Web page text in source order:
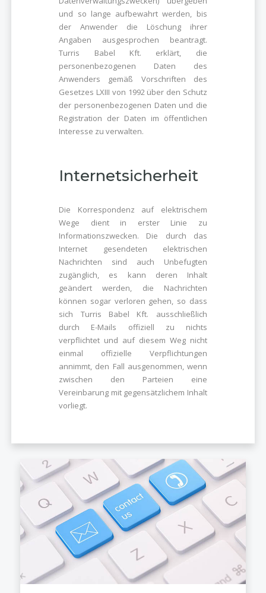
und so lange aufbewahrt werden, bis
der Anwender die Löschung ihrer
Angaben ausgesprochen beantragt.
Turris Babel Kft. erklärt, die
personenbezogenen Daten des
Anwenders gemäß Vorschriften des
Gesetzes LXIII von 1992 über den Schutz
der personenbezogenen Daten und die
Registration der Daten im öffentlichen
Interesse zu verwalten.
Internetsicherheit
Die Korrespondenz auf elektrischem
Wege dient in erster Linie zu
Informationszwecken. Die durch das
Internet gesendeten elektrischen
Nachrichten sind auch Unbefugten
zugänglich, es kann deren Inhalt
geändert werden, die Nachrichten
können sogar verloren gehen, so dass
sich Turris Babel Kft. ausschließlich
durch E-Mails offiziell zu nichts
verpflichtet und auf diesem Weg nicht
einmal offizielle Verpflichtungen
annimmt, den Fall ausgenommen, wenn
zwischen den Parteien eine
Vereinbarung mit gegensätzlichem Inhalt
vorliegt.